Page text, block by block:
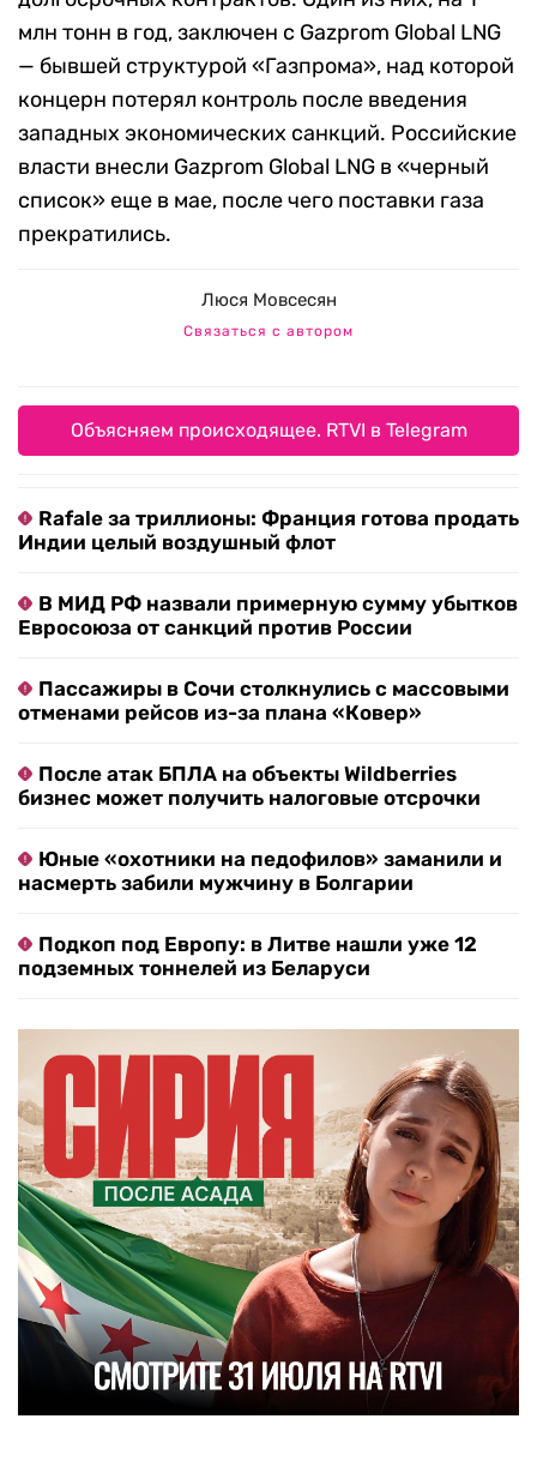
млн тонн в год, заключен с Gazprom Global LNG
— бывшей структурой «Газпрома», над которой
концерн потерял контроль после введения
западных экономических санкций. Российские
власти внесли Gazprom Global LNG в «черный
список» еще в мае, после чего поставки газа
прекратились.
Люся Мовсесян
Связаться с автором
Объясняем происходящее. RTVI в Telegram
Rafale за триллионы: Франция готова продать
Индии целый воздушный флот
В МИД РФ назвали примерную сумму убытков
Евросоюза от санкций против России
Пассажиры в Сочи столкнулись с массовыми
отменами рейсов из-за плана «Ковер»
После атак БПЛА на объекты Wildberries
бизнес может получить налоговые отсрочки
Юные «охотники на педофилов» заманили и
насмерть забили мужчину в Болгарии
Подкоп под Европу: в Литве нашли уже 12
подземных тоннелей из Беларуси